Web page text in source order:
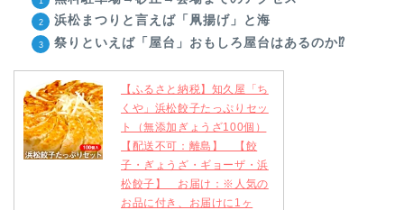
浜松まつりと言えば「凧揚げ」と海
祭りといえば「屋台」おもしろ屋台はあるのか⁉
【ふるさと納税】知久屋「ち
くや」浜松餃子たっぷりセッ
ト（無添加ぎょうざ100個）
【配送不可：離島】 【餃
子・ぎょうざ・ギョーザ・浜
松餃子】 お届け：※人気の
お品に付き、お届けに1ヶ